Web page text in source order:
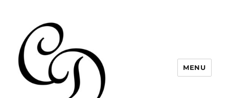
MENU